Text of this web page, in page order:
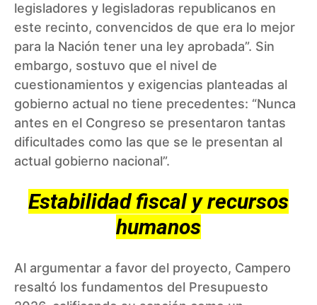
legisladores y legisladoras republicanos en
este recinto, convencidos de que era lo mejor
para la Nación tener una ley aprobada”. Sin
embargo, sostuvo que el nivel de
cuestionamientos y exigencias planteadas al
gobierno actual no tiene precedentes: “Nunca
antes en el Congreso se presentaron tantas
dificultades como las que se le presentan al
actual gobierno nacional”.
Estabilidad fiscal y recursos
humanos
Al argumentar a favor del proyecto, Campero
resaltó los fundamentos del Presupuesto